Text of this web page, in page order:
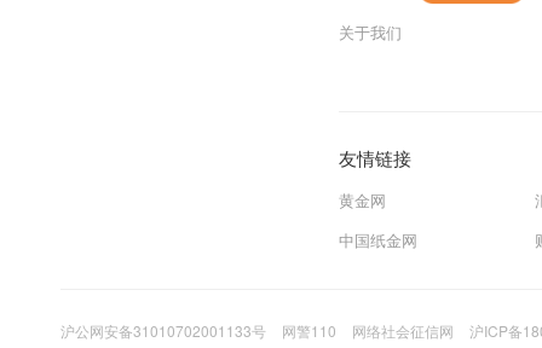
关于我们
友情链接
黄金网
中国纸金网
沪公网安备31010702001133号 网警110 网络社会征信网
沪ICP备